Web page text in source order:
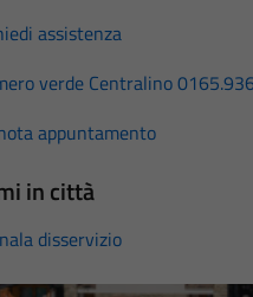
assistenza
verde Centralino
appuntamento
in città
disservizio